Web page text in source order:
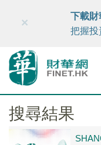
財華智庫網
×
下載財
把握投
搜尋結果